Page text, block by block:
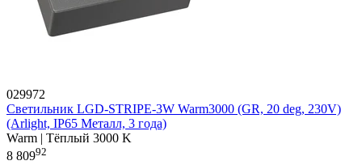
029972
Светильник LGD-STRIPE-3W Warm3000 (GR, 20 deg, 230V)
(Arlight, IP65 Металл, 3 года)
Warm | Тёплый 3000 K
8 80992